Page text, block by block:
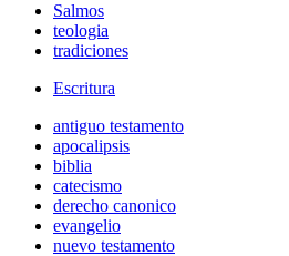
Salmos
teologia
tradiciones
Escritura
antiguo testamento
apocalipsis
biblia
catecismo
derecho canonico
evangelio
nuevo testamento